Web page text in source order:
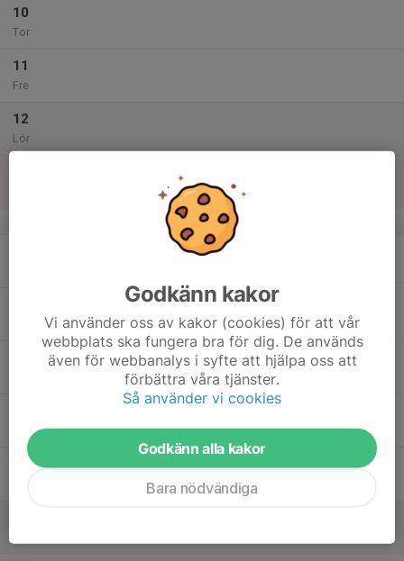
10
Tor
11
Fre
12
Lör
v.29
Godkänn kakor
Vi använder oss av kakor (cookies) för att vår
webbplats ska fungera bra för dig. De används
även för webbanalys i syfte att hjälpa oss att
förbättra våra tjänster.
Så använder vi cookies
Godkänn alla kakor
Bara nödvändiga